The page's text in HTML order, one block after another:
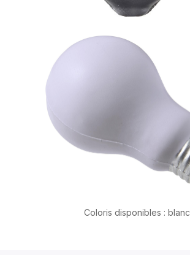
Coloris disponibles : blanc